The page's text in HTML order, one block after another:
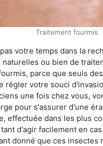
Traitement fourmis
votre temps dans la
ou bien de
parce que seuls
régler votre souci
une fois chez vous,
pour s'assurer d'une
effectuée dans les plus
d'agir facilement en
donné que ces insectes